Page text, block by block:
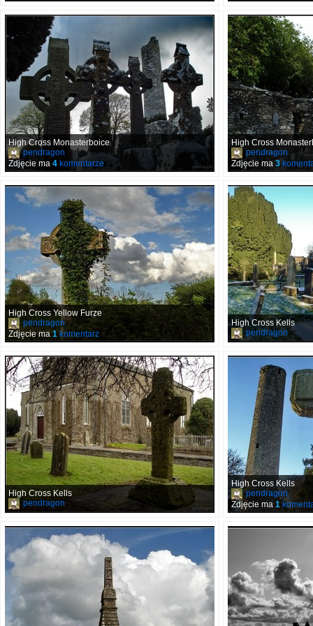
High Cross Monasterboice
pendragon
Zdjęcie ma 4 komentarze
High Cross
pendragon
Zdjęcie ma 3
High Cross Yellow Furze
pendragon
Zdjęcie ma1 komentarz
High Cross Kells
pendragon
High Cross Kells
pendragon
High Cross Kells
pendragon
Zdjęcie ma 1